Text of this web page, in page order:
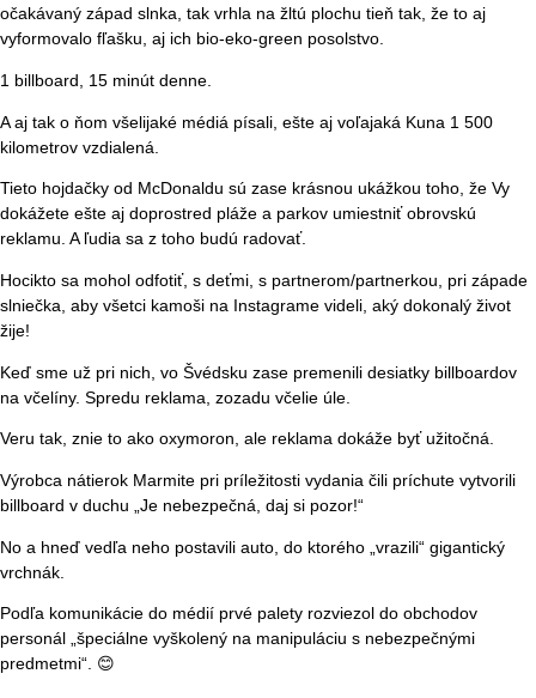
očakávaný západ slnka, tak vrhla na žltú plochu tieň tak, že to aj
vyformovalo fľašku, aj ich bio-eko-green posolstvo.
1 billboard, 15 minút denne.
A aj tak o ňom všelijaké médiá písali, ešte aj voľajaká Kuna 1 500
kilometrov vzdialená.
Tieto hojdačky od McDonaldu sú zase krásnou ukážkou toho, že Vy
dokážete ešte aj doprostred pláže a parkov umiestniť obrovskú
reklamu. A ľudia sa z toho budú radovať.
Hocikto sa mohol odfotiť, s deťmi, s partnerom/partnerkou, pri západe
slniečka, aby všetci kamoši na Instagrame videli, aký dokonalý život
žije!
Keď sme už pri nich, vo Švédsku zase premenili desiatky billboardov
na včelíny. Spredu reklama, zozadu včelie úle.
Veru tak, znie to ako oxymoron, ale reklama dokáže byť užitočná.
Výrobca nátierok Marmite pri príležitosti vydania čili príchute vytvorili
billboard v duchu „Je nebezpečná, daj si pozor!“
No a hneď vedľa neho postavili auto, do ktorého „vrazili“ gigantický
vrchnák.
Podľa komunikácie do médií prvé palety rozviezol do obchodov
personál „špeciálne vyškolený na manipuláciu s nebezpečnými
predmetmi“. 😊